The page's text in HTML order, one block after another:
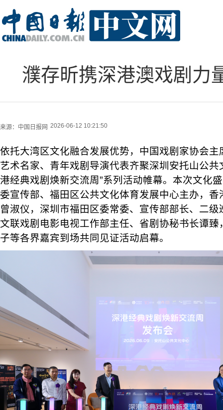
濮存昕携深港澳戏剧力
来源： 中国日报网 2026-06-12 10:21:50
依托大湾区文化融合发展优势，中国戏剧家协会
艺术名家、青年戏剧导演代表齐聚深圳安托山公共
港经典戏剧焕新交流周”系列活动帷幕。本次文化
委宣传部、福田区公共文化体育发展中心主办，
曾淑仪，深圳市福田区委常委、宣传部部长、二
文联戏剧电影电视工作部主任、省剧协秘书长谭
子等各界嘉宾到场共同见证活动启幕。